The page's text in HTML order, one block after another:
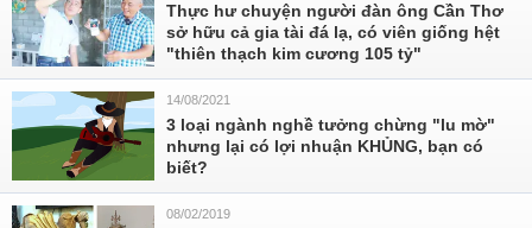
Thực hư chuyện người đàn ông Cần Thơ
sở hữu cả gia tài đá lạ, có viên giống hệt
"thiên thạch kim cương 105 tỷ"
14/08/2021
3 loại ngành nghề tưởng chừng "lu mờ"
nhưng lại có lợi nhuận KHỦNG, bạn có
biết?
08/02/2019